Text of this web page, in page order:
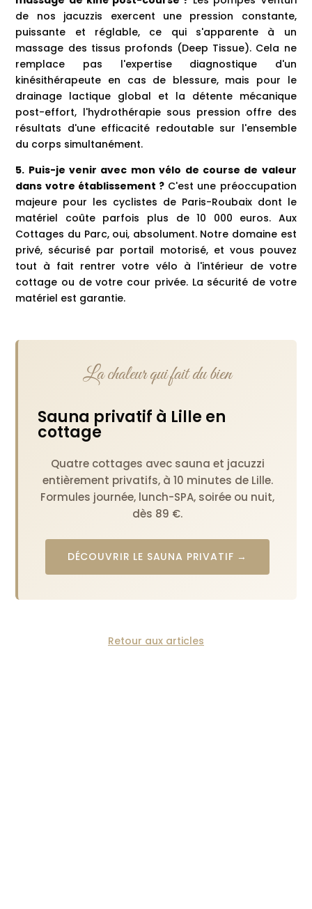
de nos jacuzzis exercent une pression constante,
puissante et réglable, ce qui s'apparente à un
massage des tissus profonds (Deep Tissue). Cela ne
remplace pas l'expertise diagnostique d'un
kinésithérapeute en cas de blessure, mais pour le
drainage lactique global et la détente mécanique
post-effort, l'hydrothérapie sous pression offre des
résultats d'une efficacité redoutable sur l'ensemble
du corps simultanément.
5. Puis-je venir avec mon vélo de course de valeur
dans votre établissement ? C'est une préoccupation
majeure pour les cyclistes de Paris-Roubaix dont le
matériel coûte parfois plus de 10 000 euros. Aux
Cottages du Parc, oui, absolument. Notre domaine est
privé, sécurisé par portail motorisé, et vous pouvez
tout à fait rentrer votre vélo à l'intérieur de votre
cottage ou de votre cour privée. La sécurité de votre
matériel est garantie.
La chaleur qui fait du bien
Sauna privatif à Lille en
cottage
Quatre cottages avec sauna et jacuzzi
entièrement privatifs, à 10 minutes de Lille.
Formules journée, lunch-SPA, soirée ou nuit,
dès 89 €.
DÉCOUVRIR LE SAUNA PRIVATIF →
Retour aux articles